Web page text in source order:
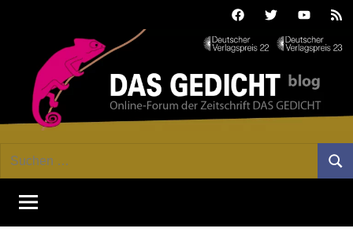
FacebookTwitterYoutube
GEDICHT
blog
Forum
von
DAS
Suchen